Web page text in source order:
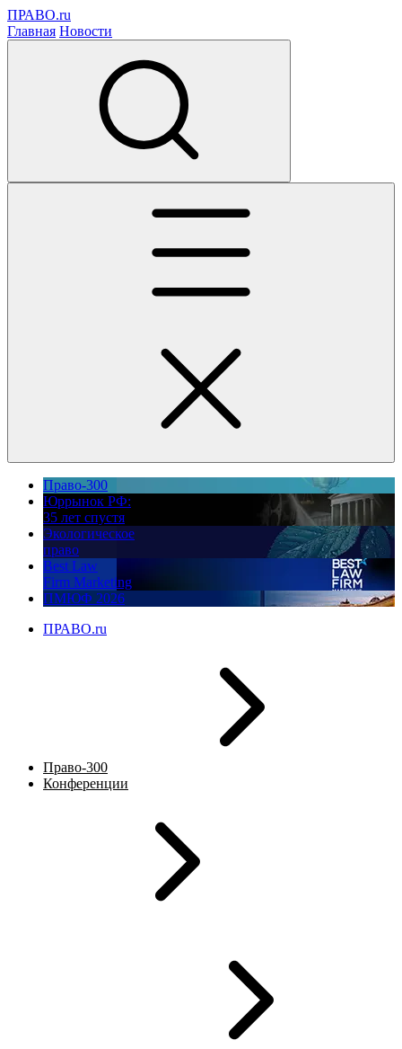
ПРАВО.ru
Главная Новости
Право-300
Юррынок РФ:
35 лет спустя
Экологическое
право
Best Law
Firm Marketing
ПМЮФ 2026
ПРАВО.ru
Право-300
Конференции